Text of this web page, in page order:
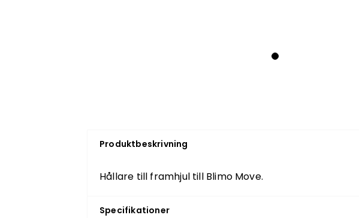
Produktbeskrivning
Hållare till framhjul till Blimo Move.
Specifikationer